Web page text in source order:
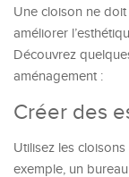
Une cloison ne
améliorer
Découvrez
aménagement :
Créer des
Utilisez les
exemple, un